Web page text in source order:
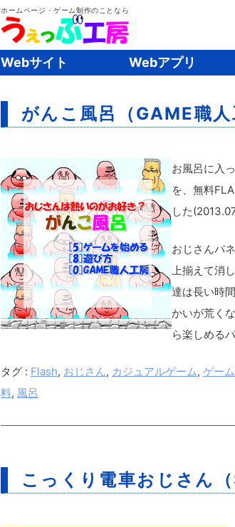
ホームページ・ゲーム制作のことなら
Webサイト Webアプリ
がんこ風呂（GAME職人
お風呂に入
を、無料
した
おじさんパ
上揃えて消
達は長い時
かいが荒く
ら楽しめる
タグ : Flash, おじさん, カジュアルゲーム, ゲーム
料, 風呂
こっくり電車おじさん